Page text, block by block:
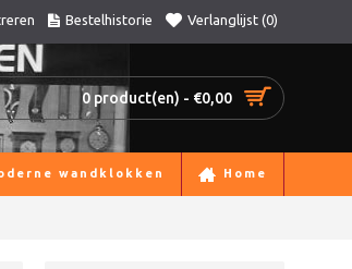
Bestelhistorie Verlanglijst (0)
0 product(en) - €0,00
wandklokken Home